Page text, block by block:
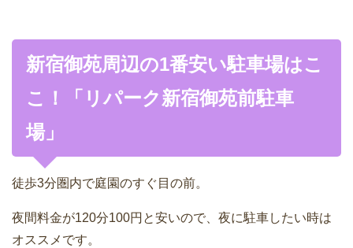
新宿御苑周辺の1番安い駐車場はこ
こ！「リパーク新宿御苑前駐車
場」
徒歩3分圏内で庭園のすぐ目の前。
夜間料金が120分100円と安いので、夜に駐車したい時は
オススメです。